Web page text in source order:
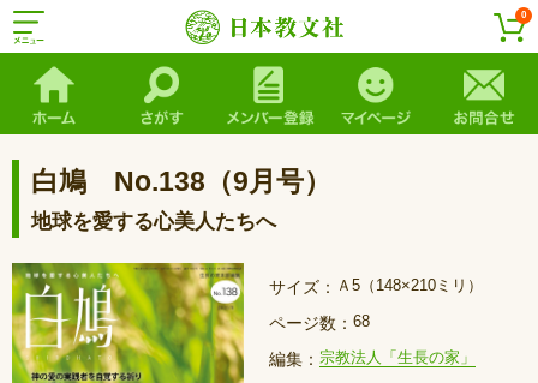
0
白鳩 No.138（9月号）
地球を愛する心美人たちへ
サイズ： Ａ5（148×210ミリ）
ページ数： 68
編集： 宗教法人「生長の家」